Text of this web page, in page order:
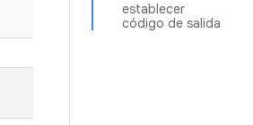
establecer
código de salida